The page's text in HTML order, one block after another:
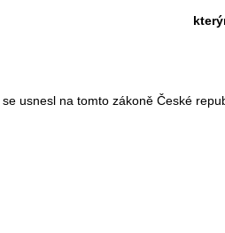
na tomto zákoně České